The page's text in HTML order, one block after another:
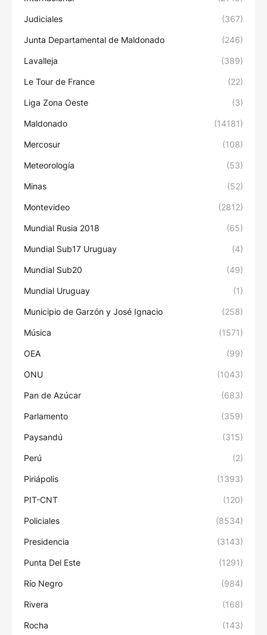
Judiciales (367)
Junta Departamental de Maldonado (246)
Lavalleja (389)
Le Tour de France (22)
Liga Zona Oeste (3)
Maldonado (14181)
Mercosur (108)
Meteorología (53)
Minas (52)
Montevideo (2812)
Mundial Rusia 2018 (65)
Mundial Sub17 Uruguay (4)
Mundial Sub20 (49)
Mundial Uruguay (1)
Municipio de Garzón y José Ignacio (258)
Música (1571)
OEA (99)
ONU (1043)
Pan de Azúcar (683)
Parlamento (359)
Paysandú (315)
Perú (2)
Piriápolis (1393)
PIT-CNT (120)
Policiales (8534)
Presidencia (3143)
Punta Del Este (1291)
Río Negro (984)
Rivera (168)
Rocha (143)